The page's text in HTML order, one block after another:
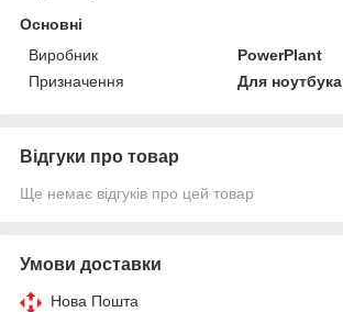
Основні
Виробник
PowerPlant
Призначення
Для ноутбука
Відгуки про товар
Ще немає відгуків про цей товар
Умови доставки
Нова Пошта